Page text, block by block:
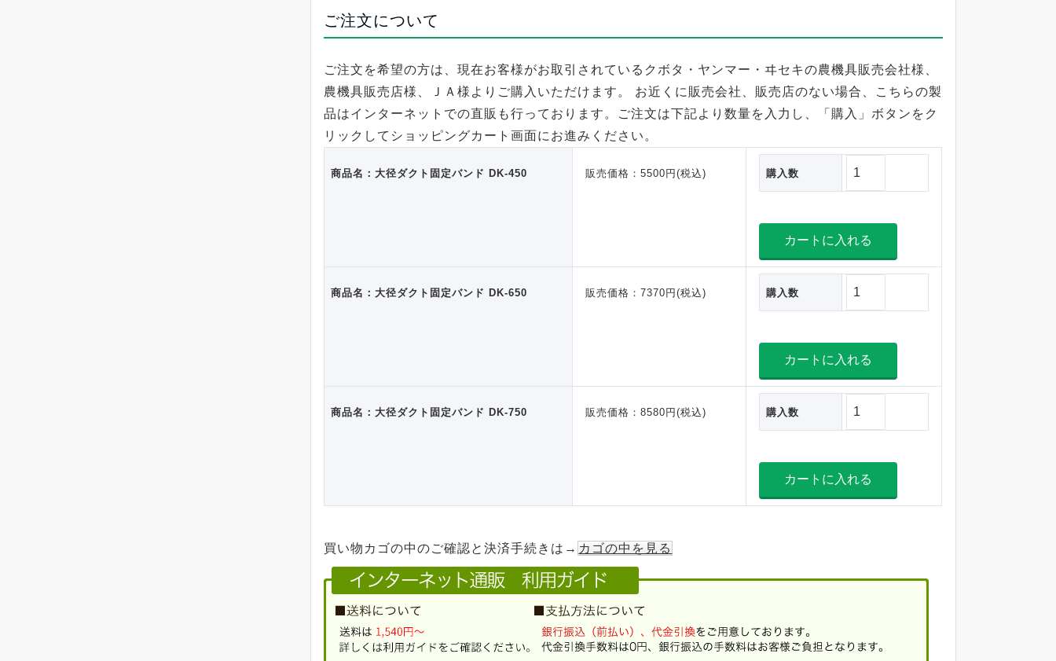
ご注文について
ご注文を希望の方は、現在お客様がお取引されているクボタ・ヤンマー・ヰセキの農機具販売会社様、
農機具販売店様、ＪＡ様よりご購入いただけます。 お近くに販売会社、販売店のない場合、こちらの製
品はインターネットでの直販も行っております。ご注文は下記より数量を入力し、「購入」ボタンをク
リックしてショッピングカート画面にお進みください。
商品名：大径ダクト固定バンド DK-450 販売価格：5500円(税込) 購入数
商品名：大径ダクト固定バンド DK-650 販売価格：7370円(税込) 購入数
商品名：大径ダクト固定バンド DK-750 販売価格：8580円(税込) 購入数
買い物カゴの中のご確認と決済手続きは→ カゴの中を見る